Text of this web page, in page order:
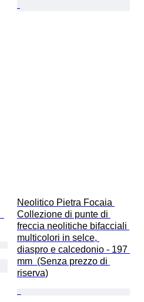
Neolitico Pietra Focaia
Collezione di punte di
freccia neolitiche bifacciali
multicolori in selce,
diaspro e calcedonio - 197
mm  (Senza prezzo di
riserva)